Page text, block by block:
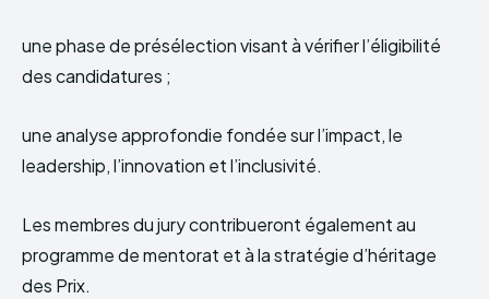
une phase de présélection visant à vérifier l’éligibilité
des candidatures ;
une analyse approfondie fondée sur l’impact, le
leadership, l’innovation et l’inclusivité.
Les membres du jury contribueront également au
programme de mentorat et à la stratégie d’héritage
des Prix.